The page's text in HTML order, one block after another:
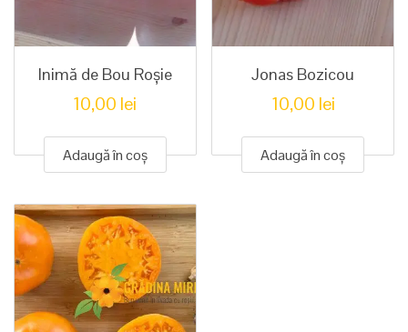
Inimă de Bou Roșie
10,00 lei
Adaugă în coș
Jonas Bozicou
10,00 lei
Adaugă în coș